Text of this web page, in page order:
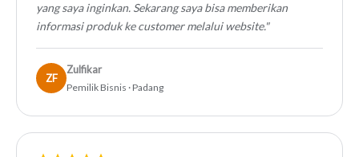
yang saya inginkan. Sekarang saya bisa memberikan
informasi produk ke customer melalui website."
ZF
Zulfikar
Pemilik Bisnis · Padang